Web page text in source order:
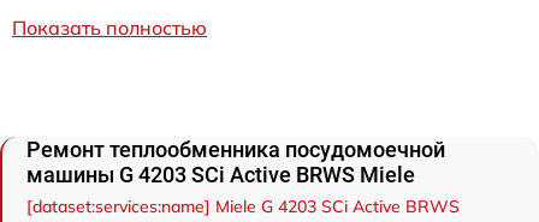
Показать полностью
Ремонт теплообменника посудомоечной
машины G 4203 SCi Active BRWS Miele
[dataset:services:name] Miele G 4203 SCi Active BRWS